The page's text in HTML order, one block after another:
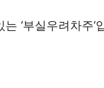
‘부실우려차주’